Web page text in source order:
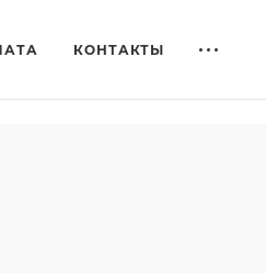
КОНТАКТЫ